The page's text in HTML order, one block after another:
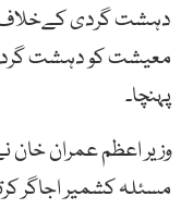
دہشت گردی کےخلاف
معیشت کو دہشت
پہنچا۔
وزیر اعظم عمران خان
مسئلہ کشمیر اجاگر